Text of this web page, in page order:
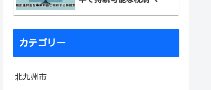
カテゴリー
北九州市